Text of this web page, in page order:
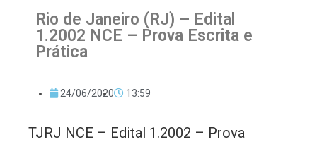
Rio de Janeiro (RJ) – Edital
1.2002 NCE – Prova Escrita e
Prática
24/06/2020 13:59
TJRJ NCE – Edital 1.2002 – Prova